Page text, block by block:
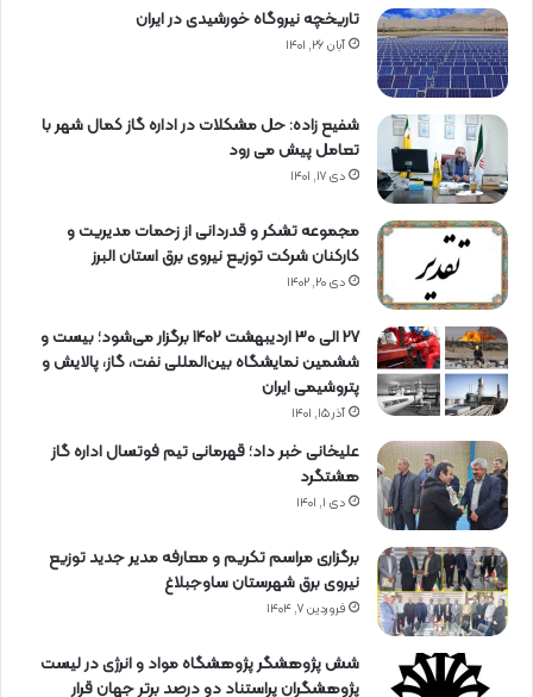
تاریخچه نیروگاه خورشیدی در ایران
آبان ۲۶, ۱۴۰۱
شفیع زاده: حل مشکلات در اداره گاز کمال شهر با
تعامل پیش می رود
دی ۱۷, ۱۴۰۱
مجموعه تشکر و قدردانی از زحمات مدیریت و
کارکنان شرکت توزیع نیروی برق استان البرز
دی ۲۰, ۱۴۰۲
27 الی 30 اردیبهشت 1402 برگزار می‌شود؛ بیست و
ششمین نمایشگاه بین‌المللی نفت، گاز، پالایش و
پتروشیمی ایران
آذر ۱۵, ۱۴۰۱
علیخانی خبر داد؛ قهرمانی تیم فوتسال اداره گاز
هشتگرد
دی ۱, ۱۴۰۱
برگزاری مراسم تكریم و معارفه مدیر جدید توزیع
نیروی برق شهرستان ساوجبلاغ
فروردین ۷, ۱۴۰۴
شش پژوهشگر پژوهشگاه مواد و انرژی در لیست
پژوهشگران پراستناد دو درصد برتر جهان قرار